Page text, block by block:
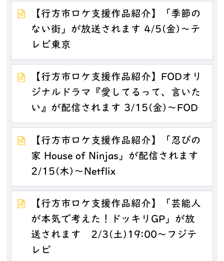
【行方市ロケ支援作品紹介】「季節の
ない街」が放送されます 4/5(金)～テ
レビ東京
【行方市ロケ支援作品紹介】FODオリ
ジナルドラマ『愛してるって、言いた
い』が配信されます 3/15(金)～FOD
【行方市ロケ支援作品紹介】「忍びの
家 House of Ninjas」が配信されます
2/15(木)～Netflix
【行方市ロケ支援作品紹介】「芸能人
が本気で考えた！ドッキリGP」が放
送されます 2/3(土)19:00～フジテ
レビ